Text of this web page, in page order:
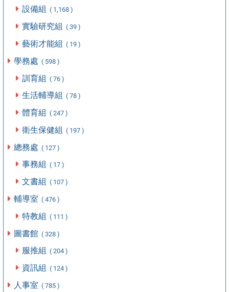
設備組 ( 1,168 )
實驗研究組 ( 39 )
藝術才能組 ( 19 )
學務處 ( 598 )
訓育組 ( 76 )
生活輔導組 ( 78 )
體育組 ( 247 )
衛生保健組 ( 197 )
總務處 ( 127 )
事務組 ( 17 )
文書組 ( 107 )
輔導室 ( 476 )
特教組 ( 111 )
圖書館 ( 328 )
服推組 ( 204 )
資訊組 ( 124 )
人事室 ( 785 )